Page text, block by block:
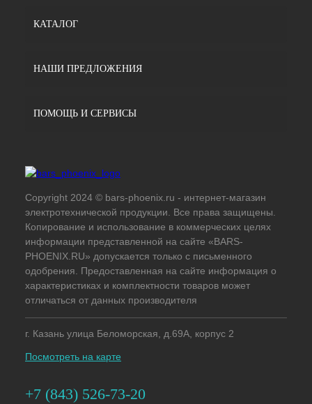
КАТАЛОГ
НАШИ ПРЕДЛОЖЕНИЯ
ПОМОЩЬ И СЕРВИСЫ
Copyright 2024 © bars-phoenix.ru - интернет-магазин
электротехнической продукции. Все права защищены.
Копирование и использование в коммерческих целях
информации представленной на сайте «BARS-
PHOENIX.RU» допускается только с письменного
одобрения. Предоставленная на сайте информация о
характеристиках и комплектности товаров может
отличаться от данных производителя
г. Казань улица Беломорская, д.69А, корпус 2
Посмотреть на карте
+7 (843) 526-73-20